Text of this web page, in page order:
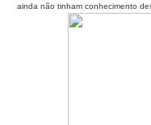
ainda não tinham conhecimento